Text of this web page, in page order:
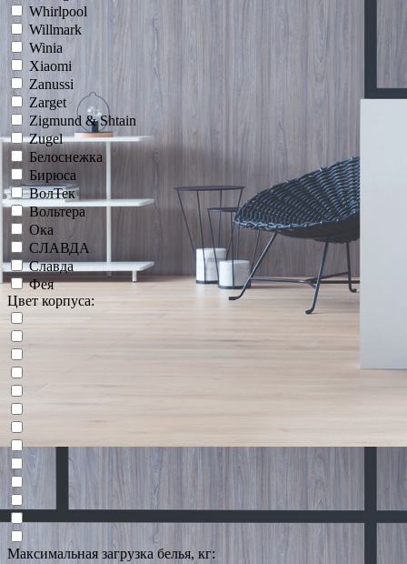
Whirlpool
Willmark
Winia
Xiaomi
Zanussi
Zarget
Zigmund & Shtain
Zugel
Белоснежка
Бирюса
ВолТек
Вольтера
Ока
СЛАВДА
Славда
Фея
Цвет корпуса:
Максимальная загрузка белья, кг: